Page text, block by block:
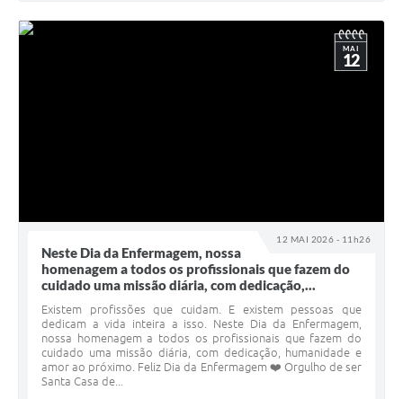
12 MAI 2026 - 11h26
MAI
12
Neste Dia da Enfermagem, nossa
homenagem a todos os profissionais que fazem do
cuidado uma missão diária, com dedicação,...
Existem profissões que cuidam. E existem pessoas que
dedicam a vida inteira a isso. Neste Dia da Enfermagem,
nossa homenagem a todos os profissionais que fazem do
cuidado uma missão diária, com dedicação, humanidade e
amor ao próximo. Feliz Dia da Enfermagem ❤️ Orgulho de ser
Santa Casa de...